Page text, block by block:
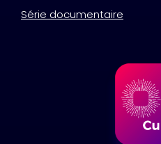
Série documentaire